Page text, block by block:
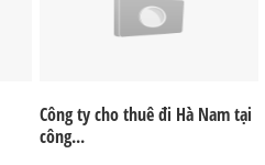
Công ty cho thuê đi Hà Nam tại
công...